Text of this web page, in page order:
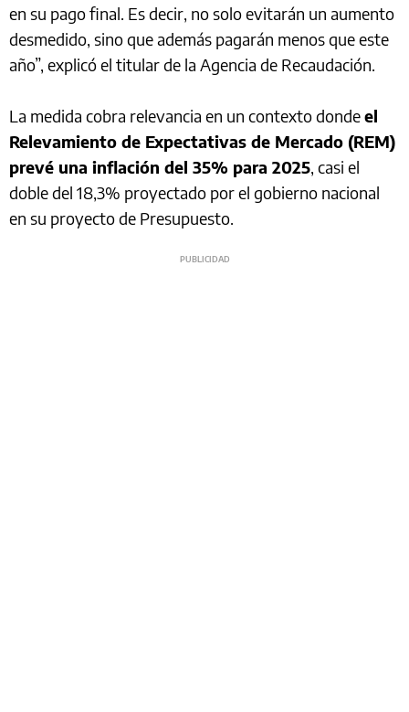
en su pago final. Es decir, no solo evitarán un aumento
desmedido, sino que además pagarán menos que este
año”, explicó el titular de la Agencia de Recaudación.
La medida cobra relevancia en un contexto dondeel
Relevamiento de Expectativas de Mercado (REM)
prevé una inflación del 35% para 2025, casi el
doble del 18,3% proyectado por el gobierno nacional
en su proyecto de Presupuesto.